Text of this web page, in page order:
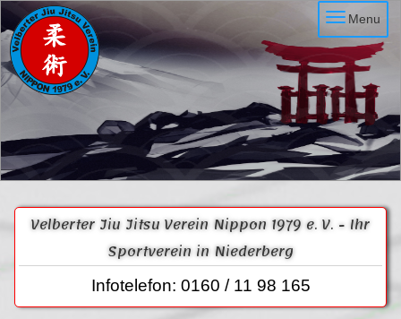
Menu
Velberter Jiu Jitsu Verein Nippon 1979 e. V. - Ihr
Sportverein in Niederberg
Infotelefon: 0160 / 11 98 165